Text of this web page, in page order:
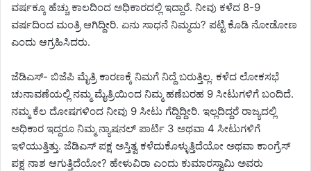
ವರ್ಷಕ್ಕೂ ಹೆಚ್ಚು ಕಾಲದಿಂದ ಅಧಿಕಾರದಲ್ಲಿ ಇದ್ದಾರೆ. ನೀವು ಕಳೆದ 8-9
ವರ್ಷದಿಂದ ಮಂತ್ರಿ ಆಗಿದ್ದೀರಿ. ಏನು ಸಾಧನೆ ನಿಮ್ಮದು? ಪಟ್ಟಿ ಕೊಡಿ ನೋಡೋಣ
ಎಂದು ಆಗ್ರಹಿಸಿದರು.
ಜೆಡಿಎಸ್‌- ಬಿಜೆಪಿ ಮೈತ್ರಿ ಕಾರಣಕ್ಕೆ ನಿಮಗೆ ನಿದ್ದೆ ಬರುತ್ತಿಲ್ಲ. ಕಳೆದ ಲೋಕಸಭೆ
ಚುನಾವಣೆಯಲ್ಲಿ ನಮ್ಮ ಮೈತ್ರಿಯಿಂದ ನಿಮ್ಮ ಹಣೆಬರಹ 9 ಸೀಟುಗಳಿಗೆ ಬಂದಿದೆ.
ನಮ್ಮ ಕೆಲ ದೋಷಗಳಿಂದ ನೀವು 9 ಸೀಟು ಗೆದ್ದಿದ್ದೀರಿ. ಇಲ್ಲದಿದ್ದರೆ ರಾಜ್ಯದಲ್ಲಿ
ಅಧಿಕಾರ ಇದ್ದರೂ ನಿಮ್ಮ ನ್ಯಾಷನಲ್ ಪಾರ್ಟಿ 3 ಅಥವಾ 4 ಸೀಟುಗಳಿಗೆ
ಇಳಿಯುತ್ತಿತ್ತು. ಜೆಡಿಎಸ್ ಪಕ್ಷ ಅಸ್ತಿತ್ವ ಕಳೆದುಕೊಳ್ಳುತ್ತಿದೆಯೋ ಅಥವಾ ಕಾಂಗ್ರೆಸ್
ಪಕ್ಷ ನಾಶ ಆಗುತ್ತಿದೆಯೋ? ಹೇಳುವಿರಾ ಎಂದು ಕುಮಾರಸ್ವಾಮಿ ಅವರು